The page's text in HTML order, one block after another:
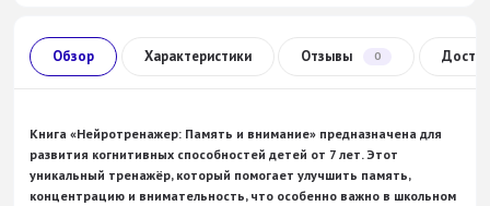
Обзор Характеристики Отзывы 0
Книга «Нейротренажер: Память и внимание» предназначена для
развития когнитивных способностей детей от 7 лет. Этот
уникальный тренажёр, который помогает улучшить память,
концентрацию и внимательность, что особенно важно в школьном